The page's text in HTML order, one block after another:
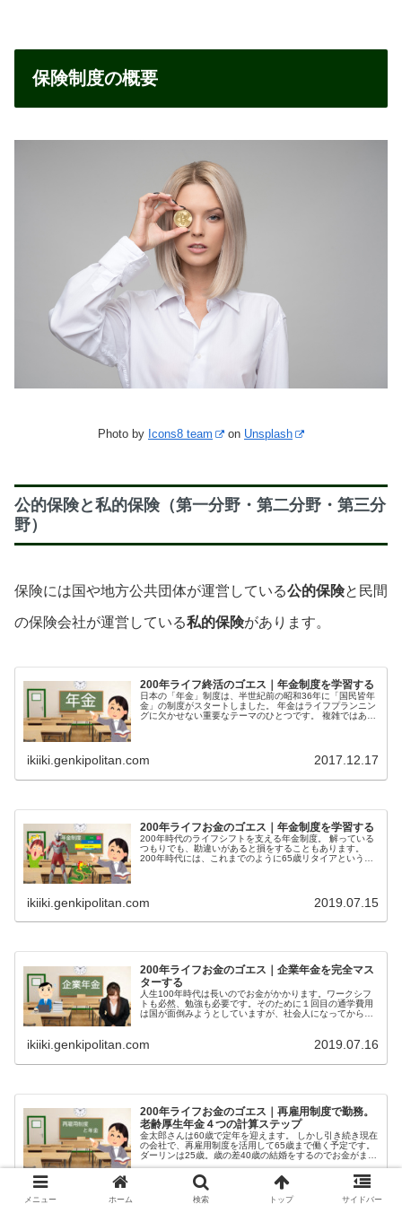
保険制度の概要
Photo by Icons8 team on Unsplash
公的保険と私的保険（第一分野・第二分野・第三分
野）
保険には国や地方公共団体が運営している公的保険と民間
の保険会社が運営している私的保険があります。
200年ライフ終活のゴエス｜年金制度を学習する
日本の「年金」制度は、半世紀前の昭和36年に「国民皆年
金」の制度がスタートしました。 年金はライフプランニン
グに欠かせない重要なテーマのひとつです。 複雑ではある
ikiiki.genkipolitan.com 2017.12.17
200年ライフお金のゴエス｜年金制度を学習する
200年時代のライフシフトを支える年金制度。 解っている
つもりでも、勘違いがあると損をすることもあります。
200年時代には、これまでのように65歳リタイアという考
ikiiki.genkipolitan.com 2019.07.15
200年ライフお金のゴエス｜企業年金を完全マス
ターする
人生100年時代は長いのでお金がかかります。ワークシフ
トも必然、勉強も必要です。そのために１回目の通学費用
は国が面倒みようとしていますが、社会人になってからは
ダフルに繋がります。企業年金を完全マスター
ikiiki.genkipolitan.com 2019.07.16
200年ライフお金のゴエス｜再雇用制度で勤務。
老齢厚生年金４つの計算ステップ
金太郎さんは60歳で定年を迎えます。 しかし引き続き現在
の会社で、再雇用制度を活用して65歳まで働く予定です。
ダーリンは25歳。歳の差40歳の結婚をするのでお金がまだ
まだ必要です。 その場合、厚生年金保険に加入するので、
60歳前半の...
ikiiki.genkipolitan.com 2019.07.28
メニュー ホーム 検索 トップ サイドバー